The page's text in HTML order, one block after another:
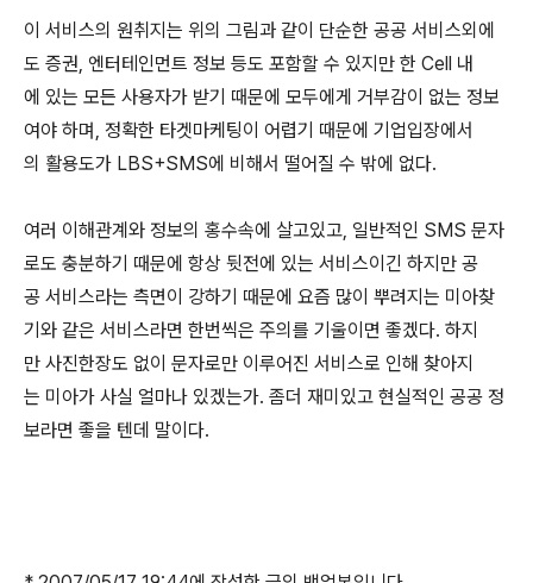
이 서비스의 원취지는 위의 그림과 같이 단순한 공공 서비스외에
도 증권, 엔터테인먼트 정보 등도 포함할 수 있지만 한 Cell 내
에 있는 모든 사용자가 받기 때문에 모두에게 거부감이 없는 정보
여야 하며, 정확한 타겟마케팅이 어렵기 때문에 기업입장에서
의 활용도가 LBS+SMS에 비해서 떨어질 수 밖에 없다.
여러 이해관계와 정보의 홍수속에 살고있고, 일반적인 SMS 문자
로도 충분하기 때문에 항상 뒷전에 있는 서비스이긴 하지만 공
공 서비스라는 측면이 강하기 때문에 요즘 많이 뿌려지는 미아찾
기와 같은 서비스라면 한번씩은 주의를 기울이면 좋겠다. 하지
만 사진한장도 없이 문자로만 이루어진 서비스로 인해 찾아지
는 미아가 사실 얼마나 있겠는가. 좀더 재미있고 현실적인 공공 정
보라면 좋을 텐데 말이다.